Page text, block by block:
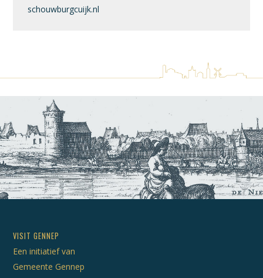
schouwburgcuijk.nl
VISIT GENNEP
Een initiatief van
Gemeente Gennep